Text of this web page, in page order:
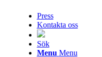
Press
Kontakta oss
Sök
Menu Menu